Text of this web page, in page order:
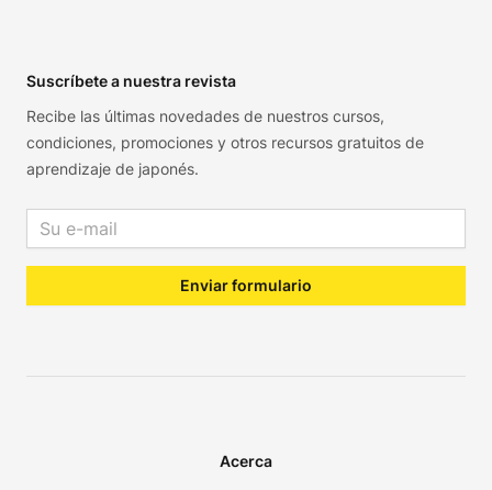
Suscríbete a nuestra revista
Recibe las últimas novedades de nuestros cursos,
condiciones, promociones y otros recursos gratuitos de
aprendizaje de japonés.
Email address
Enviar formulario
Acerca